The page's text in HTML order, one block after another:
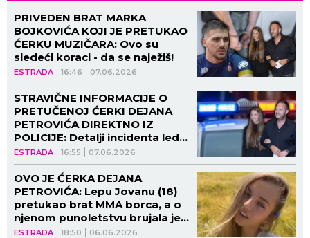
ESTRADA 16:46 07.06.2026
PRIVEDEN BRAT MARKA
BOJKOVIĆA KOJI JE PRETUKAO
ĆERKU MUZIČARA: Ovo su
sledeći koraci - da se naježiš!
ESTRADA 16:55 07.06.2026
STRAVIČNE INFORMACIJE O
PRETUČENOJ ĆERKI DEJANA
PETROVIĆA DIREKTNO IZ
POLICIJE: Detalji incidenta lede
krv u žilama, evo šta se desilo
pre BATINA!
ESTRADA 18:50 06.06.2026
OVO JE ĆERKA DEJANA
PETROVIĆA: Lepu Jovanu (18)
pretukao brat MMA borca, a o
njenom punoletstvu brujala je
Srbija!